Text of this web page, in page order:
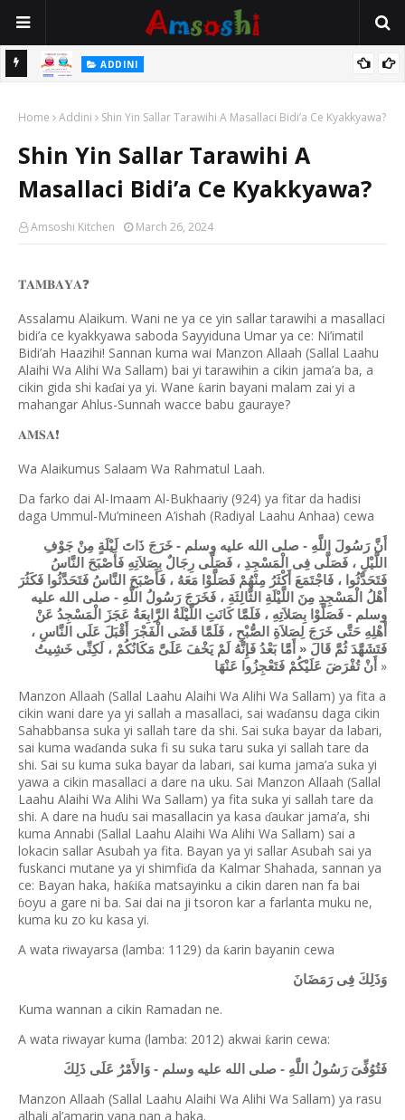
ADDINI
Home Addini Shin Yin Sallar Tarawihi A Masallaci Bidi’a Ce Kyakkyawa?
Shin Yin Sallar Tarawihi A
Masallaci Bidi’a Ce Kyakkyawa?
Amsoshi Kitchen March 26, 2024
𝐓𝐀𝐌𝐁𝐀𝐘𝐀❓
Assalamu Alaikum. Wani ne ya ce yin sallar tarawihi a masallaci
bidi’a ce kyakkyawa saboda Sayyiduna Umar ya ce: Ni’imatil
Bidi’ah Haazihi! Sannan kuma wai Manzon Allaah (Sallal Laahu
Alaihi Wa Alihi Wa Sallam) bai yi tarawihin a cikin jama’a ba, a
cikin gida shi kaɗai ya yi. Wane ƙarin bayani malam zai yi a
mahangar Ahlus-Sunnah wacce babu gauraye?
𝐀𝐌𝐒𝐀❗️
Wa Alaikumus Salaam Wa Rahmatul Laah.
Da farko dai Al-Imaam Al-Bukhaariy (924) ya fitar da hadisi
daga Ummul-Mu’mineen A’ishah (Radiyal Laahu Anhaa) cewa
أَنَّ رَسُولَ اللَّهِ - صلى الله عليه وسلم - خَرَجَ ذَاتَ لَيْلَةٍ مِنْ جَوْفِ
اللَّيْلِ ، فَصَلَّى فِى الْمَسْجِدِ ، فَصَلَّى رِجَالٌ بِصَلاَتِهِ فَأَصْبَحَ النَّاسُ
فَتَحَدَّثُوا ، فَاجْتَمَعَ أَكْثَرُ مِنْهُمْ فَصَلَّوْا مَعَهُ ، فَأَصْبَحَ النَّاسُ فَتَحَدَّثُوا فَكَثُرَ
أَهْلُ الْمَسْجِدِ مِنَ اللَّيْلَةِ الثَّالِثَةِ ، فَخَرَجَ رَسُولُ اللَّهِ - صلى الله عليه
وسلم - فَصَلَّوْا بِصَلاَتِهِ ، فَلَمَّا كَانَتِ اللَّيْلَةُ الرَّابِعَةُ عَجَزَ الْمَسْجِدُ عَنْ
أَهْلِهِ حَتَّى خَرَجَ لِصَلاَةِ الصُّبْحِ ، فَلَمَّا قَضَى الْفَجْرَ أَقْبَلَ عَلَى النَّاسِ ،
فَتَشَهَّدَ ثُمَّ قَالَ « أَمَّا بَعْدُ فَإِنَّهُ لَمْ يَخْفَ عَلَىَّ مَكَانُكُمْ ، لَكِنِّى خَشِيتُ
أَنْ تُفْرَضَ عَلَيْكُمْ فَتَعْجِزُوا عَنْهَا »
Manzon Allaah (Sallal Laahu Alaihi Wa Alihi Wa Sallam) ya fita a
cikin wani dare ya yi sallah a masallaci, sai waɗansu daga cikin
Sahabbansa suka yi sallah tare da shi. Sai suka bayar da labari,
sai kuma waɗanda suka fi su suka taru suka yi sallah tare da
shi. Sai su kuma suka bayar da labari, sai kuma jama’a suka yi
yawa a cikin masallaci a dare na uku. Sai Manzon Allaah (Sallal
Laahu Alaihi Wa Alihi Wa Sallam) ya fita suka yi sallah tare da
shi. A dare na huɗu sai masallacin ya kasa ɗaukar jama’a, shi
kuma Annabi (Sallal Laahu Alaihi Wa Alihi Wa Sallam) sai a
lokacin sallar Asubah ya fita. Bayan ya yi sallar Asubah sai ya
fuskanci mutane ya yi shimfiɗa da Kalmar Shahada, sannan ya
ce: Bayan haka, haƙiƙa matsayinku a cikin daren nan fa bai
ɓoyu a gare ni ba. Sai dai na ji tsoron kar a farlanta muku ne,
kuma ku zo ku kasa yi.
A wata riwayarsa (lamba: 1129) da ƙarin bayanin cewa
وَذَلِكَ فِى رَمَضَانَ
Kuma wannan a cikin Ramadan ne.
A wata riwayar kuma (lamba: 2012) akwai ƙarin cewa:
فَتُوُفِّىَ رَسُولُ اللَّهِ - صلى الله عليه وسلم - وَالأَمْرُ عَلَى ذَلِكَ
Manzon Allaah (Sallal Laahu Alaihi Wa Alihi Wa Sallam) ya rasu
alhali al’amarin yana nan a haka.